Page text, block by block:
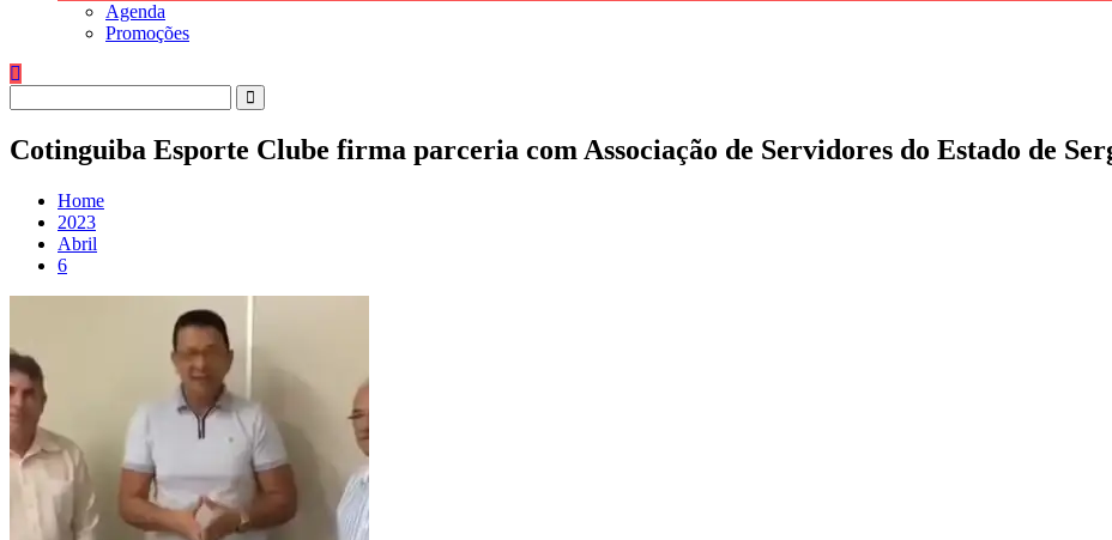
Agenda
Promoções
Cotinguiba Esporte Clube firma parceria com Associação de Servidores do Estado de
Home
2023
Abril
6